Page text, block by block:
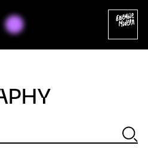
Sava Stoianov - Edison Denissow: